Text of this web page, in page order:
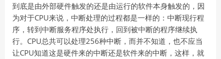
到底是由外部硬件触发的还是由运行的软件本身触发的，因
为对于CPU来说，中断处理的过程都是一样的：中断现行程
序，转到中断服务程序处执行，回到被中断的程序继续执
行。CPU总共可以处理256种中断，而并不知道，也不应当
让CPU知道这是硬件来的中断还是软件来的中断，这样，就